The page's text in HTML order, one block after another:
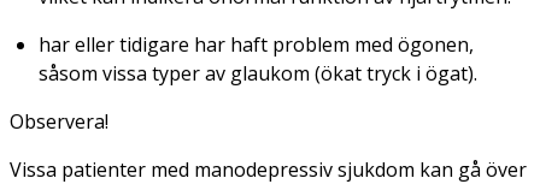
har eller tidigare har haft problem med ögonen,
såsom vissa typer av glaukom (ökat tryck i ögat).
Observera!
Vissa patienter med manodepressiv sjukdom kan gå över